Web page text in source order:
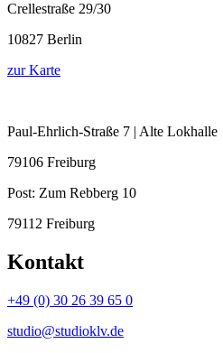
Crellestraße 29/30
10827 Berlin
zur Karte
Paul-Ehrlich-Straße 7 | Alte Lokhalle
79106 Freiburg
Post: Zum Rebberg 10
79112 Freiburg
Kontakt
+49 (0) 30 26 39 65 0
studio@studioklv.de